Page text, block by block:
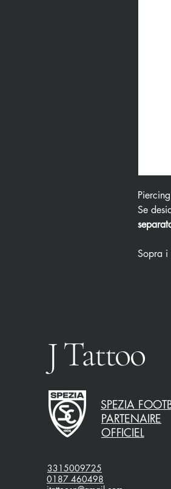
Se
Sopra i
J Tattoo
SPEZIA
PARTENAIRE
OFFICIEL
3315009725
0187 460498